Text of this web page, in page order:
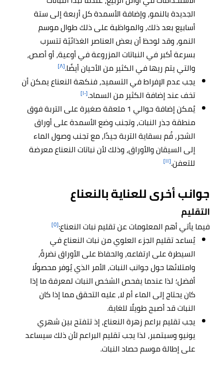
الجديدة بالنمو، وإضافة الأسمدة كل أربعة إلى ستة
أسابيع بعد ذلك، والمواظبة على ذلك طوال موسم
النمو، وقد لوحظ أن بعض العناصر الغذائيّة تتسرب
بسرعة أكبر في النباتات المزروعة في أوعية، أو أصص،
والتي يتم ريها في الكثير من الأحيان أيضًا.[٨]
يجب عدم الإفراط في التسميد، فنكهة النعناع يمكن أن
تخف عند إضافة الكثير من السماد.[١٠]
يُمكن إضافة حوالي 1 ملعقة صغيرة على التربة فوق
منطقة جذر النبات، وتجنب وضع الأسمدة على أوراق
الشجر، فُم بسقاية التربة جيدًا، مع تجنب وصول الماء
إلى السيقان والأوراق، وذلك لأن نباتات النعناع معرضة
للتعفن.[١١]
جوانب أخرى للعناية بالنعناع
التقليم
فيما يأتي أهم المعلومات عن تقليم نبات النعناع:[٥]
يُساعد تقليم الجزء العلوي من نبات النعناع في
السيطرة على ارتفاعه، والحفاظ على الأوراق نضرةً،
وامتلائها حول جوانب النبات، الأمر الذي يُوفر محصولًا
أفضل؛ لذا عندما يفحص الشخص النبات لمعرفة ما إذا
كان يحتاج إلى الماء أم لا، عليه التحقق مما إذا كان
النبات قد أصبح طويلًا للغاية.
يجب تقليم براعم زهرة النعناع، إذ تتفتح بين شهري
يونيو وسبتمبر، لذا يجب تقليم البراعم لأن ذلك سيساعد
على إطالة موسم حصاد النبات.